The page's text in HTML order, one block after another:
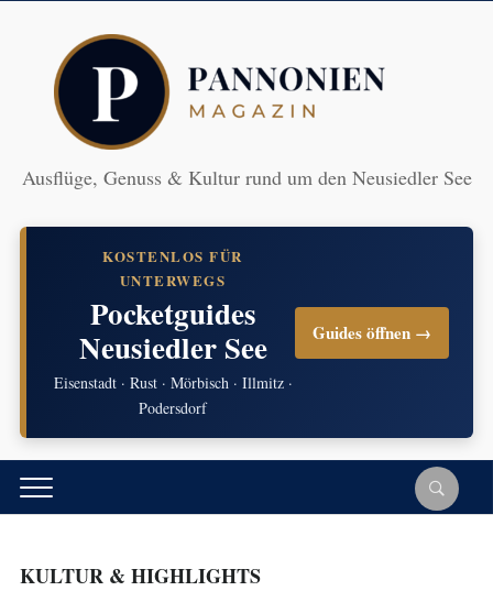
Ausflüge, Genuss & Kultur rund um den Neusiedler See
KOSTENLOS FÜR
UNTERWEGS
Pocketguides
Neusiedler See
Eisenstadt · Rust · Mörbisch · Illmitz ·
Podersdorf
Guides öffnen →
KULTUR & HIGHLIGHTS